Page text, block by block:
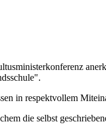
in respektvollem
die selbst